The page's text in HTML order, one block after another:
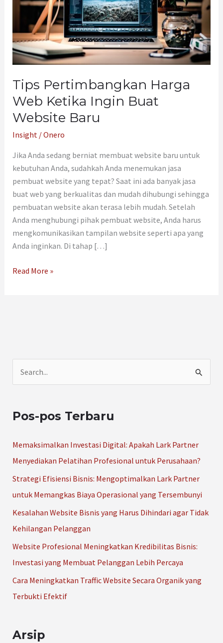
Tips Pertimbangkan Harga
Web Ketika Ingin Buat
Website Baru
Insight /Onero
Jika Anda sedang berniat membuat website baru untuk
kebutuhan Anda, sudahkah Anda menemukan jasa
pembuat website yang tepat? Saat ini ada banyak jasa
buat web yang berkualitas dan mudah dihubungi sehingga
pembuatan website akan terasa lebih mudah. Setelah
Anda menghubungi pihak pembuat website, Anda harus
mengkomunikasikan tampilan website seperti apa yang
Anda inginkan. Di tahap […]
Buat
Website
Baru
Read More »
i
:
Pos-pos Terbaru
Memaksimalkan Investasi Digital: Apakah Lark Partner
Menyediakan Pelatihan Profesional untuk Perusahaan?
Strategi Efisiensi Bisnis: Mengoptimalkan Lark Partner
untuk Memangkas Biaya Operasional yang Tersembunyi
Kesalahan Website Bisnis yang Harus Dihindari agar Tidak
Kehilangan Pelanggan
Website Profesional Meningkatkan Kredibilitas Bisnis:
Investasi yang Membuat Pelanggan Lebih Percaya
Cara Meningkatkan Traffic Website Secara Organik yang
Terbukti Efektif
Arsip